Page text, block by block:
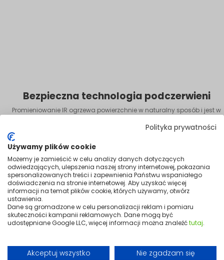
Polityka prywatności
Używamy plików cookie
Możemy je zamieścić w celu analizy danych dotyczących
odwiedzających, ulepszenia naszej strony internetowej, pokazania
spersonalizowanych treści i zapewnienia Państwu wspaniałego
doświadczenia na stronie internetowej. Aby uzyskać więcej
informacji na temat plików cookie, których używamy, otwórz
ustawienia.
Dane są gromadzone w celu personalizacji reklam i pomiaru
skuteczności kampanii reklamowych. Dane mogą być
udostępniane Google LLC, więcej informacji można znaleźćtutaj.
Akceptuj wszystko
Nie zgadzam się
Bezpieczna technologia podczerwieni
Promieniowanie IR ogrzewa powierzchnie w naturalny sposób i jest w